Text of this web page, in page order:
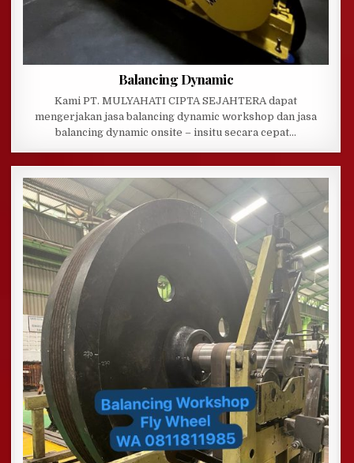
Balancing Dynamic
Kami PT. MULYAHATI CIPTA SEJAHTERA dapat
mengerjakan jasa balancing dynamic workshop dan jasa
balancing dynamic onsite – insitu secara cepat…